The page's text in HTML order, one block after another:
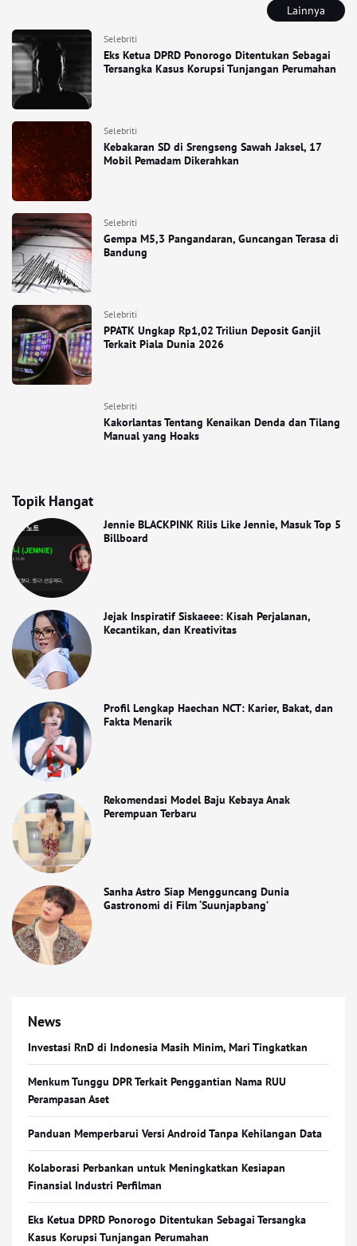
Lainnya
Selebriti
Eks Ketua DPRD Ponorogo Ditentukan Sebagai
Tersangka Kasus Korupsi Tunjangan Perumahan
Selebriti
Kebakaran SD di Srengseng Sawah Jaksel, 17
Mobil Pemadam Dikerahkan
Selebriti
Gempa M5,3 Pangandaran, Guncangan Terasa di
Bandung
Selebriti
PPATK Ungkap Rp1,02 Triliun Deposit Ganjil
Terkait Piala Dunia 2026
Selebriti
Kakorlantas Tentang Kenaikan Denda dan Tilang
Manual yang Hoaks
Topik Hangat
Jennie BLACKPINK Rilis Like Jennie, Masuk Top 5
Billboard
Jejak Inspiratif Siskaeee: Kisah Perjalanan,
Kecantikan, dan Kreativitas
Profil Lengkap Haechan NCT: Karier, Bakat, dan
Fakta Menarik
Rekomendasi Model Baju Kebaya Anak
Perempuan Terbaru
Sanha Astro Siap Mengguncang Dunia
Gastronomi di Film ‘Suunjapbang’
News
Investasi RnD di Indonesia Masih Minim, Mari Tingkatkan
Menkum Tunggu DPR Terkait Penggantian Nama RUU
Perampasan Aset
Panduan Memperbarui Versi Android Tanpa Kehilangan Data
Kolaborasi Perbankan untuk Meningkatkan Kesiapan
Finansial Industri Perfilman
Eks Ketua DPRD Ponorogo Ditentukan Sebagai Tersangka
Kasus Korupsi Tunjangan Perumahan